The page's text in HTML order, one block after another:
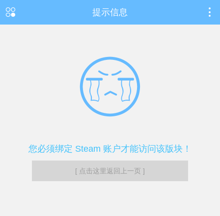
提示信息
您必须绑定 Steam 账户才能访问该版块！
[ 点击这里返回上一页 ]